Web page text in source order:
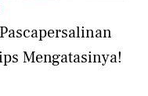
Mengatasinya!